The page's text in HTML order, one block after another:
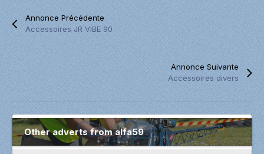
Annonce Précédente
Accessoires JR VIBE 90
Annonce Suivante
Accessoires divers
Other adverts from alfa59